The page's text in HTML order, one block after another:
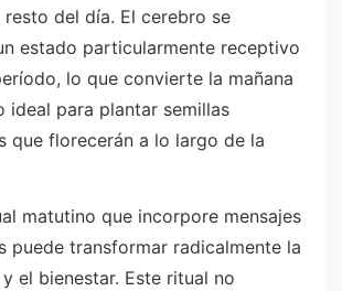
del día. El cerebro se
estado particularmente receptivo
lo que convierte la mañana
ideal para plantar semillas
que florecerán a lo largo de la
matutino que incorpore mensajes
puede transformar radicalmente la
el bienestar. Este ritual no